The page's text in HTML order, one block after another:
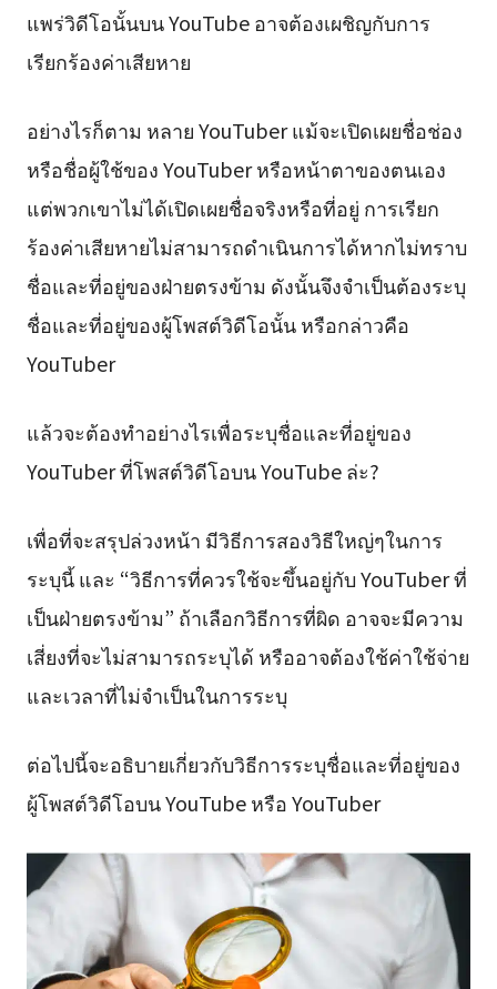
แพร่วิดีโอนั้นบน YouTube อาจต้องเผชิญกับการ
เรียกร้องค่าเสียหาย
อย่างไรก็ตาม หลาย YouTuber แม้จะเปิดเผยชื่อช่อง
หรือชื่อผู้ใช้ของ YouTuber หรือหน้าตาของตนเอง
แต่พวกเขาไม่ได้เปิดเผยชื่อจริงหรือที่อยู่ การเรียก
ร้องค่าเสียหายไม่สามารถดำเนินการได้หากไม่ทราบ
ชื่อและที่อยู่ของฝ่ายตรงข้าม ดังนั้นจึงจำเป็นต้องระบุ
ชื่อและที่อยู่ของผู้โพสต์วิดีโอนั้น หรือกล่าวคือ
YouTuber
แล้วจะต้องทำอย่างไรเพื่อระบุชื่อและที่อยู่ของ
YouTuber ที่โพสต์วิดีโอบน YouTube ล่ะ?
เพื่อที่จะสรุปล่วงหน้า มีวิธีการสองวิธีใหญ่ๆในการ
ระบุนี้ และ “วิธีการที่ควรใช้จะขึ้นอยู่กับ YouTuber ที่
เป็นฝ่ายตรงข้าม” ถ้าเลือกวิธีการที่ผิด อาจจะมีความ
เสี่ยงที่จะไม่สามารถระบุได้ หรืออาจต้องใช้ค่าใช้จ่าย
และเวลาที่ไม่จำเป็นในการระบุ
ต่อไปนี้จะอธิบายเกี่ยวกับวิธีการระบุชื่อและที่อยู่ของ
ผู้โพสต์วิดีโอบน YouTube หรือ YouTuber